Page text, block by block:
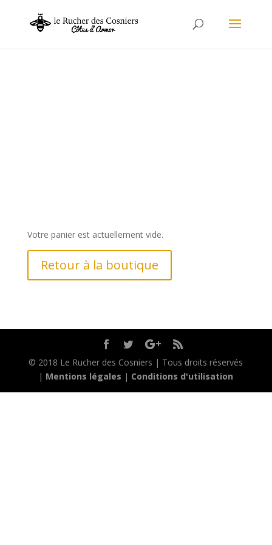
Votre panier est actuellement vide.
Retour à la boutique
© 2018 Le Rucher des Cosniers | Tous droits réservés
| Mentions légales | Conditions d'utilisation